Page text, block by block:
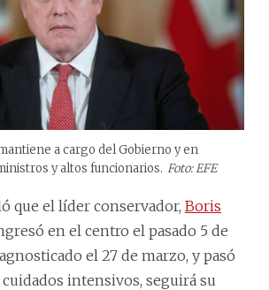
a cargo del Gobierno y en
y altos funcionarios. Foto: EFE
que el líder conservador, Boris
en el centro el pasado 5 de
el 27 de marzo, y pasó
intensivos, seguirá su